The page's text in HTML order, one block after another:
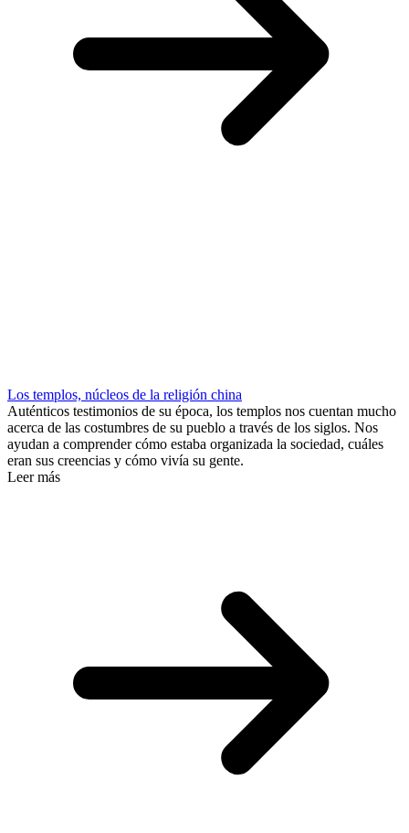
Los templos, núcleos de la religión china
Auténticos testimonios de su época, los templos nos cuentan mucho
acerca de las costumbres de su pueblo a través de los siglos. Nos
ayudan a comprender cómo estaba organizada la sociedad, cuáles
eran sus creencias y cómo vivía su gente.
Leer más